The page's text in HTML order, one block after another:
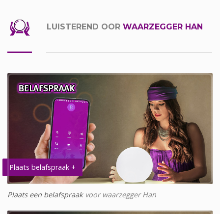
LUISTEREND OOR WAARZEGGER HAN
Plaats belafspraak +
Plaats een belafspraakvoor waarzegger Han